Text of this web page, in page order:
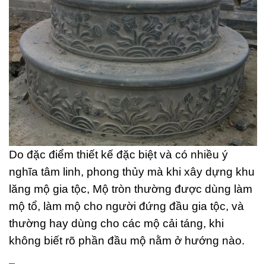
Do đặc điểm thiết kế đặc biệt và có nhiều ý
nghĩa tâm linh, phong thủy mà khi xây dựng khu
lăng mộ gia tộc, Mộ tròn thường được dùng làm
mộ tổ, làm mộ cho người đứng đầu gia tộc, và
thường hay dùng cho các mộ cải táng, khi
không biết rõ phần đầu mộ nằm ở hướng nào.